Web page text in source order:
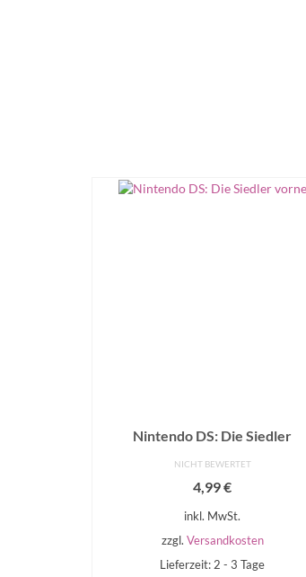
Nintendo DS: Die Siedler
NICHT BEWERTET
4,99€
inkl. MwSt.
zzgl. Versandkosten
Lieferzeit: 2 - 3 Tage